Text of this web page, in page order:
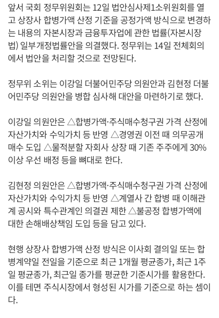
앞서 국회 정무위원회는 12일 법안심사제1소위원회를 열
고 상장사 합병가액 산정 기준을 공정가액 방식으로 변경하
는 내용의 자본시장과 금융투자업에 관한 법률(자본시장
법) 일부개정법률안을 의결했다. 정무위는 14일 전체회의
에서 법안을 처리할 것으로 전망된다.
정무위 소위는 이강일 더불어민주당 의원안과 김현정 더불
어민주당 의원안을 병합 심사해 대안을 마련하기로 했다.
이강일 의원안은 △합병가액·주식매수청구권 가격 산정에
자산가치와 수익가치 등 반영 △경영권 이전 때 의무공개
매수 도입 △물적분할 자회사 상장 때 기존 주주에게 30%
이상 우선 배정 등을 뼈대로 한다.
김현정 의원안은 △합병가액·주식매수청구권 가격 산정에
자산가치와 수익가치 등 반영 △계열사 간 합병 때 이해관
계 공시와 특수관계인 의결권 제한 △불공정 합병가액에
대한 손해배상책임 도입 등을 담고 있다.
현행 상장사 합병가액 산정 방식은 이사회 결의일 또는 합
병계약일 전일을 기준으로 최근 1개월 평균종가, 최근 1주
일 평균종가, 최근일 종가를 평균한 기준시가를 활용한다.
이를 테면 주식시장에서 형성된 시가를 기준으로 하는 셈이
다.